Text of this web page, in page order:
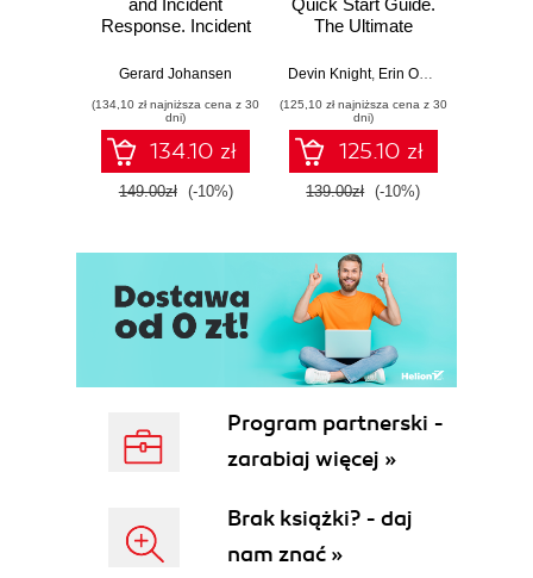
Response. Incident
and techniques for
threat response -
Fourth Edition
Gerard Johansen
(134,10 zł najniższa cena z 30
dni)
134.10 zł
149.00zł (-10%)
The Ultimate
to Power BI, Data
Tools, and
Microsoft Fabric -
Fourth Edition
Devin Knight, Erin Ostrowsky
(125,10 zł najniższa cena z 30
dni)
125.10 zł
139.00zł (-10%)
Program partnerski -
zarabiaj więcej »
Brak książki? - daj
nam znać »